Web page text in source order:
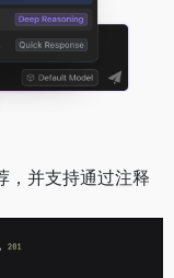
，并支持通过注释